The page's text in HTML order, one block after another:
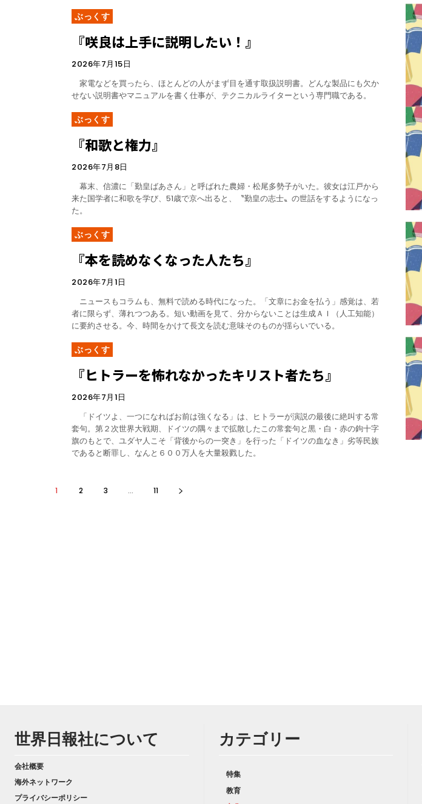
ぶっくす
『咲良は上手に説明したい！』
2026年7月15日
家電などを買ったら、ほとんどの人がまず目を通す取扱説明書。どんな製品にも欠か
せない説明書やマニュアルを書く仕事が、テクニカルライターという専門職である。
ぶっくす
『和歌と権力』
2026年7月8日
幕末、信濃に「勤皇ばあさん」と呼ばれた農婦・松尾多勢子がいた。彼女は江戸から
来た国学者に和歌を学び、51歳で京へ出ると、〝勤皇の志士〟の世話をするようになっ
た。
ぶっくす
『本を読めなくなった人たち』
2026年7月1日
ニュースもコラムも、無料で読める時代になった。「文章にお金を払う」感覚は、若
者に限らず、薄れつつある。短い動画を見て、分からないことは生成ＡＩ（人工知能）
に要約させる。今、時間をかけて長文を読む意味そのものが揺らいでいる。
ぶっくす
『ヒトラーを怖れなかったキリスト者たち』
2026年7月1日
「ドイツよ、一つになればお前は強くなる」は、ヒトラーが演説の最後に絶叫する常
套句。第２次世界大戦期、ドイツの隅々まで拡散したこの常套句と黒・白・赤の鉤十字
旗のもとで、ユダヤ人こそ「背後からの一突き」を行った「ドイツの血なき」劣等民族
であると断罪し、なんと６００万人を大量殺戮した。
1 2 3 ... 11
世界日報社について
会社概要
海外ネットワーク
プライバシーポリシー
カテゴリー
特集
教育